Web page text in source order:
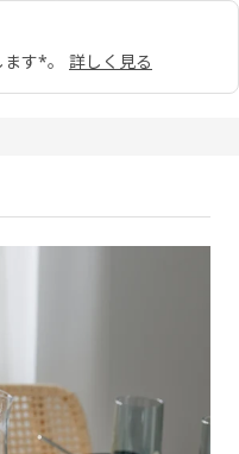
す*。
詳しく見る